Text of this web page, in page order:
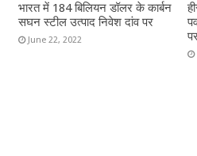
भारत में 184 बिलियन डॉलर के कार्बन
सघन स्टील उत्पाद निवेश दांव पर
June 22, 2022